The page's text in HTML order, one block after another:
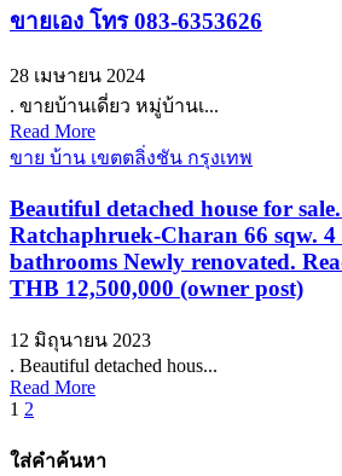
ขายเอง โทร 083-6353626
28 เมษายน 2024
. ขายบ้านเดี่ยว หมู่บ้านเ...
Read More
ขาย บ้าน เขตตลิ่งชัน กรุงเทพ
Beautiful detached house for
Ratchaphruek-Charan 66 sqw. 4
bathrooms Newly renovated.
THB 12,500,000 (owner post)
12 มิถุนายน 2023
. Beautiful detached hous...
Read More
Posts
pagination
1 2
ใส่คำค้นหา